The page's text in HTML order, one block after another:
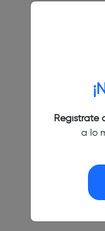
Regístrate
a lo